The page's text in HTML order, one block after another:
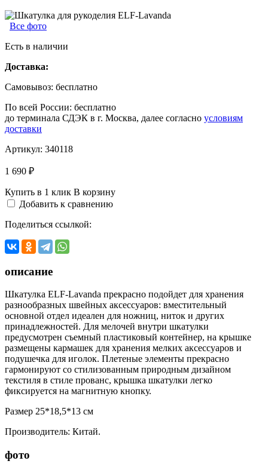
Все фото
Есть в наличии
Доставка:
Самовывоз: бесплатно
По всей России: бесплатно
до терминала СДЭК в г. Москва, далее согласно условиям
доставки
Артикул: 340118
1 690 ₽
Купить в 1 клик В корзину
Добавить к сравнению
Поделиться ссылкой:
описание
Шкатулка ELF-Lavanda прекрасно подойдет для хранения
разнообразных швейных аксессуаров: вместительный
основной отдел идеален для ножниц, ниток и других
принадлежностей. Для мелочей внутри шкатулки
предусмотрен съемный пластиковый контейнер, на крышке
размещены кармашек для хранения мелких аксессуаров и
подушечка для иголок. Плетеные элементы прекрасно
гармонируют со стилизованным природным дизайном
текстиля в стиле прованс, крышка шкатулки легко
фиксируется на магнитную кнопку.
Размер 25*18,5*13 см
Производитель: Китай.
фото